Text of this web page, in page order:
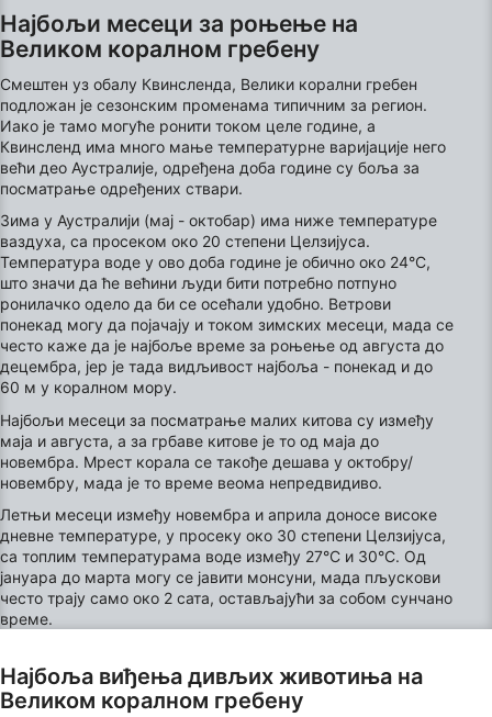
Најбољи месеци за роњење на
Великом коралном гребену
Смештен уз обалу Квинсленда, Велики корални гребен
подложан је сезонским променама типичним за регион.
Иако је тамо могуће ронити током целе године, а
Квинсленд има много мање температурне варијације него
већи део Аустралије, одређена доба године су боља за
посматрање одређених ствари.
Зима у Аустралији (мај - октобар) има ниже температуре
ваздуха, са просеком око 20 степени Целзијуса.
Температура воде у ово доба године је обично око 24°C,
што значи да ће већини људи бити потребно потпуно
ронилачко одело да би се осећали удобно. Ветрови
понекад могу да појачају и током зимских месеци, мада се
често каже да је најбоље време за роњење од августа до
децембра, јер је тада видљивост најбоља - понекад и до
60 м у коралном мору.
Најбољи месеци за посматрање малих китова су између
маја и августа, а за грбаве китове је то од маја до
новембра. Мрест корала се такође дешава у октобру/
новембру, мада је то време веома непредвидиво.
Летњи месеци између новембра и априла доносе високе
дневне температуре, у просеку око 30 степени Целзијуса,
са топлим температурама воде између 27°C и 30°C. Од
јануара до марта могу се јавити монсуни, мада пљускови
често трају само око 2 сата, остављајући за собом сунчано
време.
Најбоља виђења дивљих животиња на
Великом коралном гребену
Understand audiences through statistics or
combinations of data from different sources
Develop and improve services
Use limited data to select content
IAB Special Features:
Use precise geolocation data
Identify devices based on information
actively requested
Non-IAB processing purposes:
Necessary
Performance
Functional
Advertising